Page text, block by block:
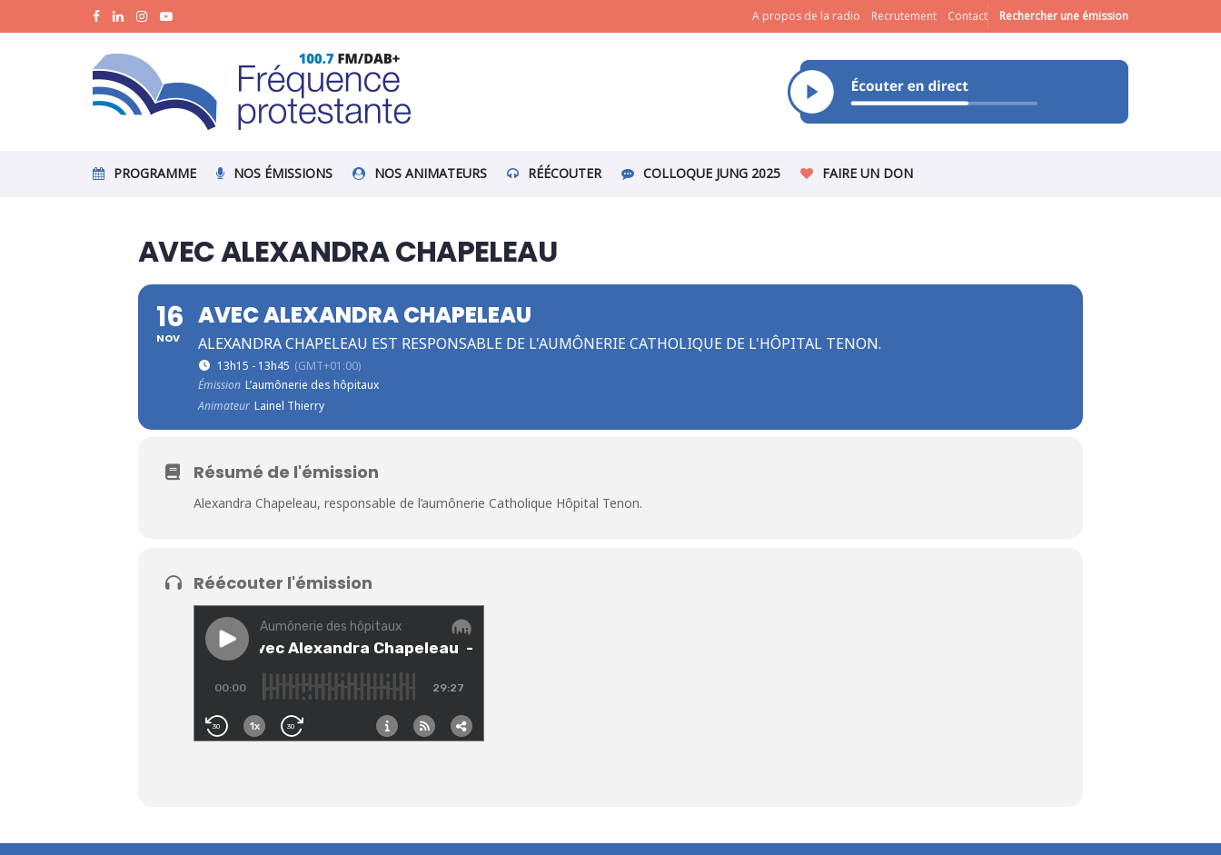
A propos de la radio Recrutement Contact Rechercher une émission
PROGRAMME NOS ÉMISSIONS NOS ANIMATEURS RÉÉCOUTER COLLOQUE JUNG 2025 FAIRE UN DON
AVEC ALEXANDRA CHAPELEAU
16
NOV
AVEC ALEXANDRA CHAPELEAU
ALEXANDRA CHAPELEAU EST RESPONSABLE DE L'AUMÔNERIE CATHOLIQUE DE L'HÔPITAL TENON.
13h15 - 13h45 (GMT+01:00)
Émission L’aumônerie des hôpitaux
Animateur Lainel Thierry
Résumé de l'émission
Alexandra Chapeleau, responsable de l’aumônerie Catholique Hôpital Tenon.
Réécouter l'émission